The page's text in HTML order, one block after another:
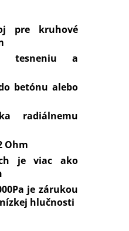
pre kruhové
tesneniu a
betónu alebo
radiálnemu
Ohm
je viac ako
je zárukou
hlučnosti